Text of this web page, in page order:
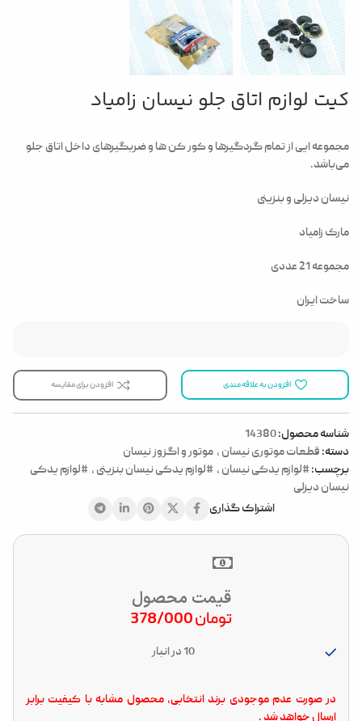
کیت لوازم اتاق جلو نیسان زامیاد
مجموعه ایی از تمام گردگیرها و کور کن ها و ضربگیرهای داخل اتاق جلو
می‎‌باشد.
نیسان دیزلی و بنزینی
مارک زامیاد
مجموعه 21 عددی
ساخت ایران
افزودن به علاقه مندی افزودن برای مقایسه
شناسه محصول:14380
دسته: قطعات موتوری نیسان , موتور و اگزوز نیسان
برچسب:#لوازم یدکی نیسان , #لوازم یدکی نیسان بنزینی , #لوازم یدکی
نیسان دیزلی
اشتراک گذاری
قیمت محصول
تومان
10 در انبار
در صورت عدم موجودی برند انتخابی، محصول مشابه با کیفیت برابر